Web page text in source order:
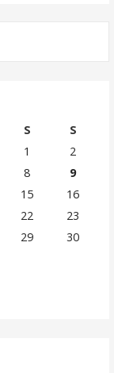
S
S
1
2
8
9
15
16
22
23
29
30